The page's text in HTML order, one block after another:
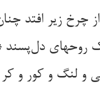
چرخ زیر افتد
روحهای دل‌پسند
و لنگ و کور و